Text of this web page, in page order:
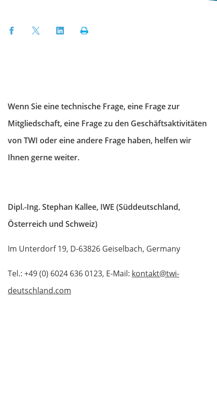
FacebookTwitterLinkedInPrint
Wenn Sie eine technische Frage, eine Frage zur
Mitgliedschaft, eine Frage zu den Geschäftsaktivitäten
von TWI oder eine andere Frage haben, helfen wir
Ihnen gerne weiter.
Dipl.-Ing. Stephan Kallee, IWE (Süddeutschland,
Österreich und Schweiz)
Im Unterdorf 19, D-63826 Geiselbach, Germany
Tel.: +49 (0) 6024 636 0123, E-Mail: kontakt@twi-
deutschland.com